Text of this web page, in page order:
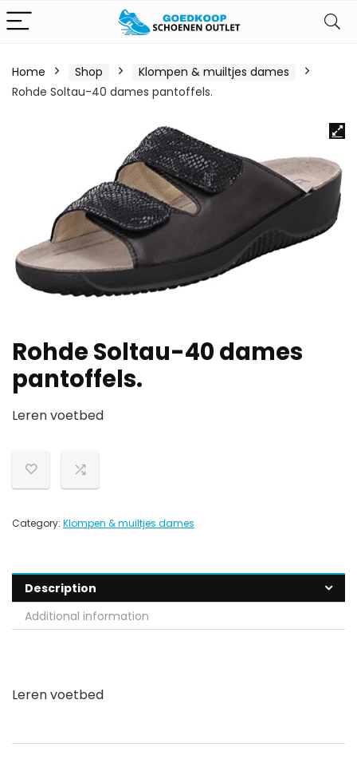
Home Shop
Klompen & muiltjes dames
Rohde Soltau-40 dames pantoffels.
Rohde Soltau-40 dames
pantoffels.
Leren voetbed
Category: Klompen & muiltjes dames
Description
Additional information
Leren voetbed